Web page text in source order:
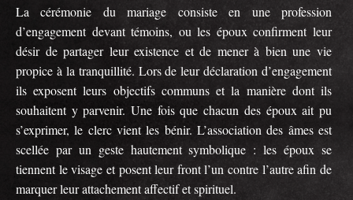
La cérémonie du mariage consiste en une profession
d’engagement devant témoins, ou les époux confirment leur
désir de partager leur existence et de mener à bien une vie
propice à la tranquillité. Lors de leur déclaration d’engagement
ils exposent leurs objectifs communs et la manière dont ils
souhaitent y parvenir. Une fois que chacun des époux ait pu
s’exprimer, le clerc vient les bénir. L’association des âmes est
scellée par un geste hautement symbolique : les époux se
tiennent le visage et posent leur front l’un contre l’autre afin de
marquer leur attachement affectif et spirituel.